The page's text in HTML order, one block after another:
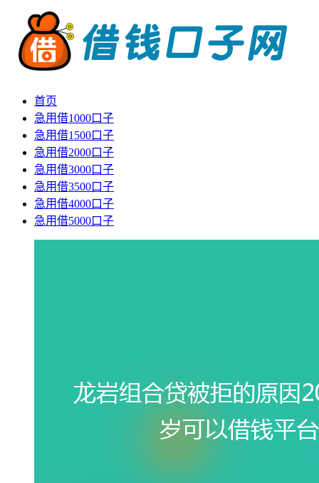
首页
急用借1000口子
急用借1500口子
急用借2000口子
急用借3000口子
急用借3500口子
急用借4000口子
急用借5000口子